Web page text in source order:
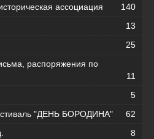
ассоциация
140
13
25
распоряжения по
11
5
"ДЕНЬ БОРОДИНА"
62
8